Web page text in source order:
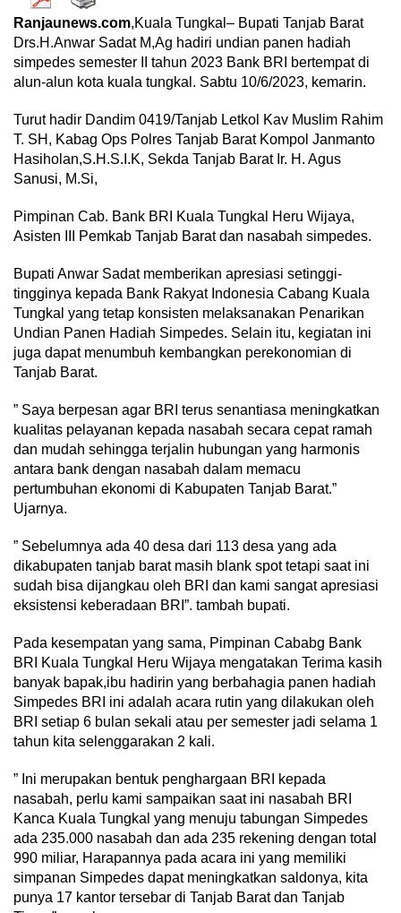
Ranjaunews.com,Kuala Tungkal– Bupati Tanjab Barat
Drs.H.Anwar Sadat M,Ag hadiri undian panen hadiah
simpedes semester II tahun 2023 Bank BRI bertempat di
alun-alun kota kuala tungkal. Sabtu 10/6/2023, kemarin.
Turut hadir Dandim 0419/Tanjab Letkol Kav Muslim Rahim
T. SH, Kabag Ops Polres Tanjab Barat Kompol Janmanto
Hasiholan,S.H.S.I.K, Sekda Tanjab Barat Ir. H. Agus
Sanusi, M.Si,
Pimpinan Cab. Bank BRI Kuala Tungkal Heru Wijaya,
Asisten III Pemkab Tanjab Barat dan nasabah simpedes.
Bupati Anwar Sadat memberikan apresiasi setinggi-
tingginya kepada Bank Rakyat Indonesia Cabang Kuala
Tungkal yang tetap konsisten melaksanakan Penarikan
Undian Panen Hadiah Simpedes. Selain itu, kegiatan ini
juga dapat menumbuh kembangkan perekonomian di
Tanjab Barat.
” Saya berpesan agar BRI terus senantiasa meningkatkan
kualitas pelayanan kepada nasabah secara cepat ramah
dan mudah sehingga terjalin hubungan yang harmonis
antara bank dengan nasabah dalam memacu
pertumbuhan ekonomi di Kabupaten Tanjab Barat.”
Ujarnya.
” Sebelumnya ada 40 desa dari 113 desa yang ada
dikabupaten tanjab barat masih blank spot tetapi saat ini
sudah bisa dijangkau oleh BRI dan kami sangat apresiasi
eksistensi keberadaan BRI”. tambah bupati.
Pada kesempatan yang sama, Pimpinan Cababg Bank
BRI Kuala Tungkal Heru Wijaya mengatakan Terima kasih
banyak bapak,ibu hadirin yang berbahagia panen hadiah
Simpedes BRI ini adalah acara rutin yang dilakukan oleh
BRI setiap 6 bulan sekali atau per semester jadi selama 1
tahun kita selenggarakan 2 kali.
” Ini merupakan bentuk penghargaan BRI kepada
nasabah, perlu kami sampaikan saat ini nasabah BRI
Kanca Kuala Tungkal yang menuju tabungan Simpedes
ada 235.000 nasabah dan ada 235 rekening dengan total
990 miliar, Harapannya pada acara ini yang memiliki
simpanan Simpedes dapat meningkatkan saldonya, kita
punya 17 kantor tersebar di Tanjab Barat dan Tanjab